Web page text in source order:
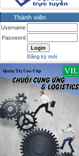
Username
Password
Đăng ký mới